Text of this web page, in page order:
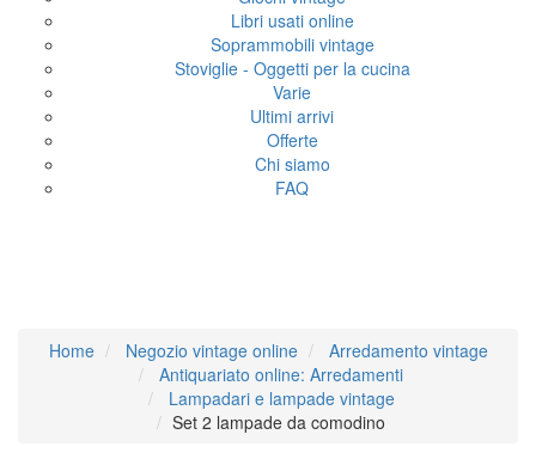
Libri usati online
Soprammobili vintage
Stoviglie - Oggetti per la cucina
Varie
Ultimi arrivi
Offerte
Chi siamo
FAQ
Home Negozio vintage online
Arredamento vintage
Antiquariato online: Arredamenti
Lampadari e lampade vintage
Set 2 lampade da comodino